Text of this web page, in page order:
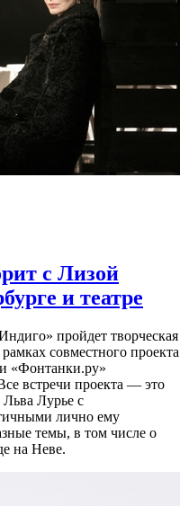
с Лизой
и театре
пройдет творческая
совместного проекта
«Фонтанки.ру»
встречи проекта — это
Лурье с
лично ему
темы, в том числе о
на Неве.